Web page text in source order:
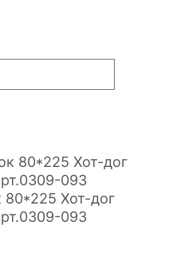
Хот-дог
093